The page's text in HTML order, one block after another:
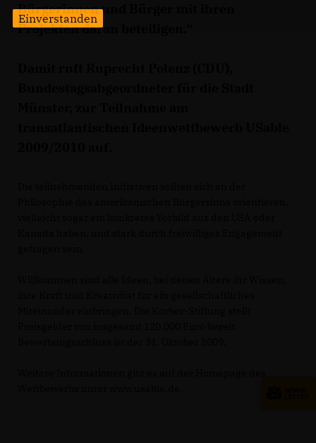
Bürgerinnen und Bürger mit ihren
Projekten daran beteiligen.“
Einverstanden